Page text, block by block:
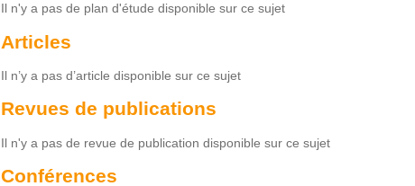
Il n'y a pas de plan d'étude disponible sur ce sujet
Articles
Il n’y a pas d’article disponible sur ce sujet
Revues de publications
Il n'y a pas de revue de publication disponible sur ce sujet
Conférences